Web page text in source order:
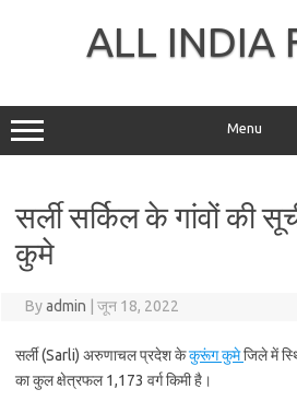
ALL INDIA
Menu
सर्ली सर्किल के गांवों की
कुमे
Byadmin जून 18, 2022
सर्ली (Sarli) अरुणाचल प्रदेश केकुरूंग कुमेजिले में
का कुल क्षेत्रफल 1,173 वर्ग किमी है।